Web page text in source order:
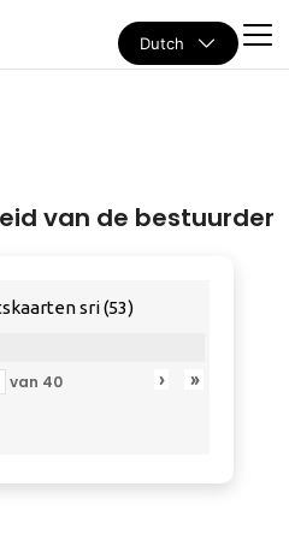
Dutch
van de bestuurder
sri (53)
van 40 › »